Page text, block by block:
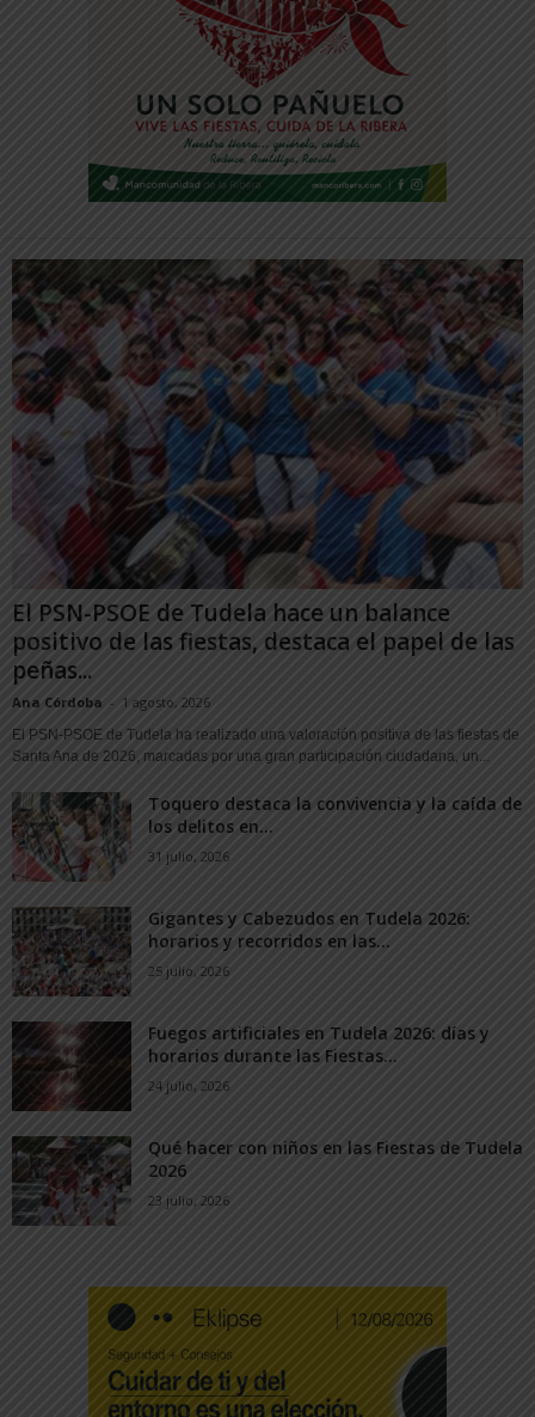
El PSN-PSOE de Tudela hace un balance
positivo de las fiestas, destaca el papel de las
peñas...
Ana Córdoba - 1 agosto, 2026
El PSN-PSOE de Tudela ha realizado una valoración positiva de las fiestas de
Santa Ana de 2026, marcadas por una gran participación ciudadana, un...
Toquero destaca la convivencia y la caída de
los delitos en...
31 julio, 2026
Gigantes y Cabezudos en Tudela 2026:
horarios y recorridos en las...
25 julio, 2026
Fuegos artificiales en Tudela 2026: días y
horarios durante las Fiestas...
24 julio, 2026
Qué hacer con niños en las Fiestas de Tudela
2026
23 julio, 2026